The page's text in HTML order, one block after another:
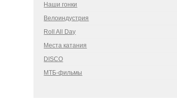
Наши гонки
Велоиндустрия
Roll All Day
Места катания
DISCO
МТБ-фильмы